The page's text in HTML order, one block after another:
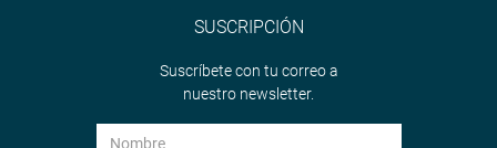
SUSCRIPCIÓN
Suscríbete con tu correo a
nuestro newsletter.